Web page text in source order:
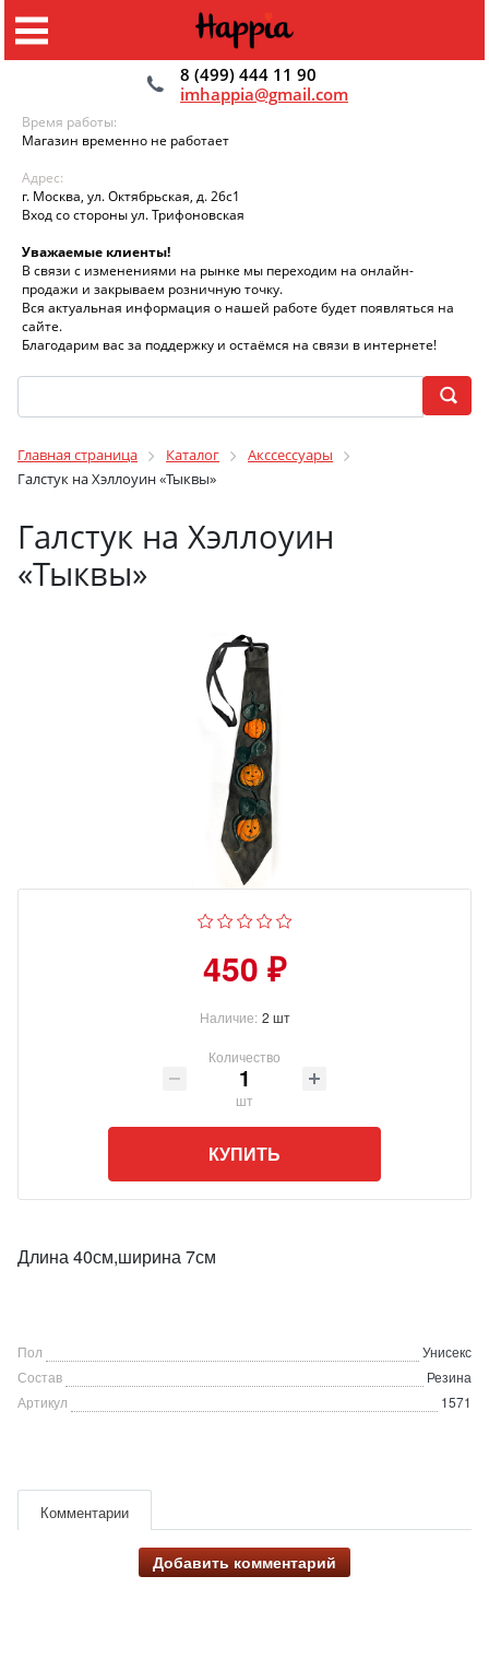
8 (499) 444 11 90
imhappia@gmail.com
Время работы:
Магазин временно не работает
Адрес:
г. Москва, ул. Октябрьская, д. 26с1
Вход со стороны ул. Трифоновская
Уважаемые клиенты!
В связи с изменениями на рынке мы переходим на онлайн-
продажи и закрываем розничную точку.
Вся актуальная информация о нашей работе будет появляться на
сайте.
Благодарим вас за поддержку и остаёмся на связи в интернете!
Главная страница Каталог
Акссессуары
Галстук на Хэллоуин «Тыквы»
Галстук на Хэллоуин
«Тыквы»
450 ₽
Наличие: 2 шт
Количество
шт
КУПИТЬ
Длина 40см,ширина 7см
Пол
Унисекс
Состав
Резина
Артикул
1571
Комментарии
Добавить комментарий